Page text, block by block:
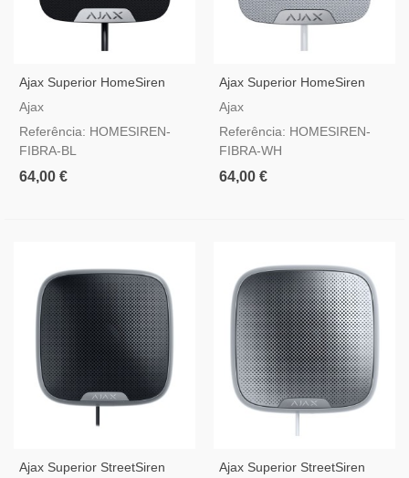
Ajax Superior HomeSiren
Fibra Preto — Sirene De
Ajax
Referência: HOMESIREN-
FIBRA-BL
64,00 €
Ajax Superior HomeSiren
Fibra Branco — Sirene De
Ajax
Referência: HOMESIREN-
FIBRA-WH
64,00 €
Ajax Superior StreetSiren
Ajax Superior StreetSiren